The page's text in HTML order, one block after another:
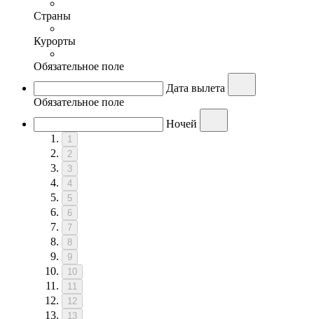
Страны
Курорты
Обязательное поле
Дата вылета
Обязательное поле
Ночей
1
2
3
4
5
6
7
8
9
10
11
12
13